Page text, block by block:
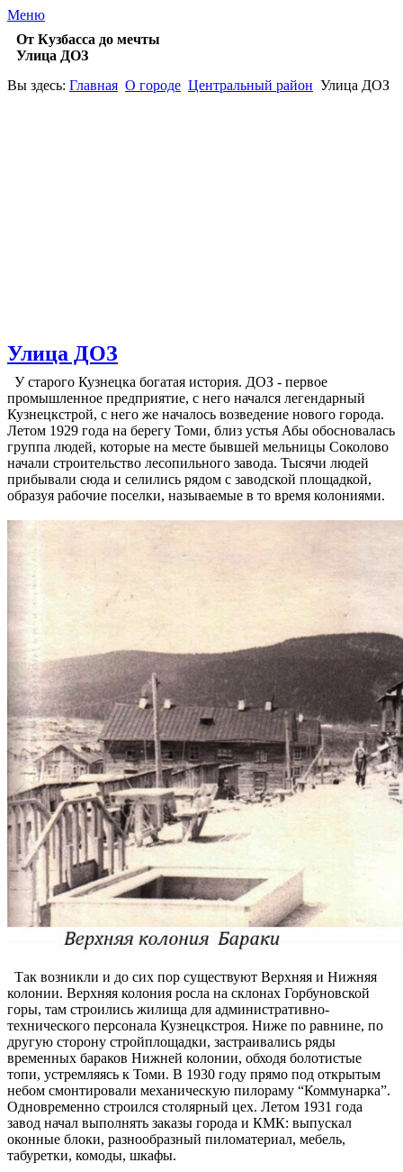
Меню
От Кузбасса до мечты
Улица ДОЗ
Вы здесь: Главная О городе Центральный район Улица ДОЗ
Улица ДОЗ
У старого Кузнецка богатая история. ДОЗ - первое
промышленное предприятие, с него начался легендарный
Кузнецкстрой, с него же началось возведение нового города.
Летом 1929 года на берегу Томи, близ устья Абы обосновалась
группа людей, которые на месте бывшей мельницы Соколово
начали строительство лесопильного завода. Тысячи людей
прибывали сюда и селились рядом с заводской площадкой,
образуя рабочие поселки, называемые в то время колониями.
Так возникли и до сих пор существуют Верхняя и Нижняя
колонии. Верхняя колония росла на склонах Горбуновской
горы, там строились жилища для административно-
технического персонала Кузнецкстроя. Ниже по равнине, по
другую сторону стройплощадки, застраивались ряды
временных бараков Нижней колонии, обходя болотистые
топи, устремляясь к Томи. В 1930 году прямо под открытым
небом смонтировали механическую пилораму “Коммунарка”.
Одновременно строился столярный цех. Летом 1931 года
завод начал выполнять заказы города и КМК: выпускал
оконные блоки, разнообразный пиломатериал, мебель,
табуретки, комоды, шкафы.